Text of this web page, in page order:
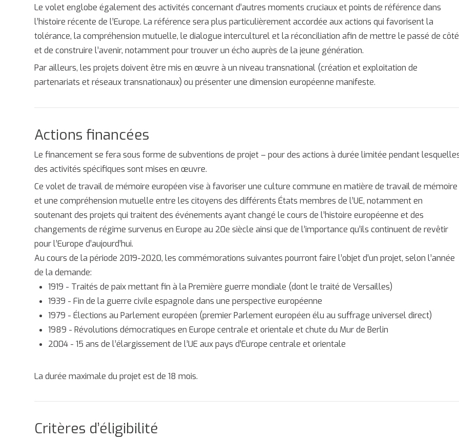
Le volet englobe également des activités concernant d’autres moments cruciaux et points de référence dans
l’histoire récente de l’Europe. La référence sera plus particulièrement accordée aux actions qui favorisent la
tolérance, la compréhension mutuelle, le dialogue interculturel et la réconciliation afin de mettre le passé de côté
et de construire l’avenir, notamment pour trouver un écho auprès de la jeune génération.
Par ailleurs, les projets doivent être mis en œuvre à un niveau transnational (création et exploitation de
partenariats et réseaux transnationaux) ou présenter une dimension européenne manifeste.
Actions financées
Le financement se fera sous forme de subventions de projet – pour des actions à durée limitée pendant
des activités spécifiques sont mises en œuvre.
Ce volet de travail de mémoire européen vise à favoriser une culture commune en matière de travail de mémoire
et une compréhension mutuelle entre les citoyens des différents États membres de l’UE, notamment en
soutenant des projets qui traitent des événements ayant changé le cours de l’histoire européenne et des
changements de régime survenus en Europe au 20e siècle ainsi que de l’importance qu’ils continuent de revêtir
pour l’Europe d’aujourd’hui.
Au cours de la période 2019-2020, les commémorations suivantes pourront faire l’objet d’un projet, selon l’année
de la demande:
1919 - Traités de paix mettant fin à la Première guerre mondiale (dont le traité de Versailles)
1939 - Fin de la guerre civile espagnole dans une perspective européenne
1979 - Élections au Parlement européen (premier Parlement européen élu au suffrage universel direct)
1989 - Révolutions démocratiques en Europe centrale et orientale et chute du Mur de Berlin
2004 - 15 ans de l’élargissement de l’UE aux pays d’Europe centrale et orientale
La durée maximale du projet est de 18 mois.
Critères d’éligibilité